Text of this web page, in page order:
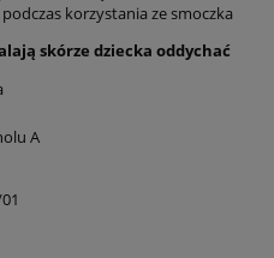
korzystania ze smoczka
skórze dziecka oddychać
A